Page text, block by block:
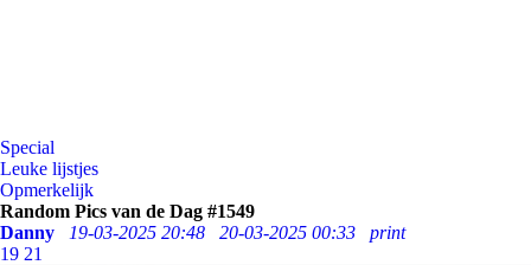
Special
Leuke lijstjes
Opmerkelijk
Random Pics van de Dag #1549
Danny
19-03-2025 20:48 20-03-2025 00:33
print
19 21